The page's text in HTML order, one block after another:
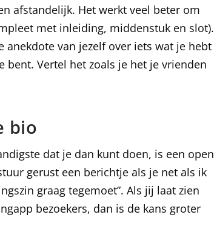
afstandelijk. Het werkt veel beter om
met inleiding, middenstuk en slot).
anekdote van jezelf over iets wat je hebt
bent. Vertel het zoals je het je vrienden
bio
dat je dan kunt doen, is een open
gerust een berichtje als je net als ik
graag tegemoet”. Als jij laat zien
bezoekers, dan is de kans groter